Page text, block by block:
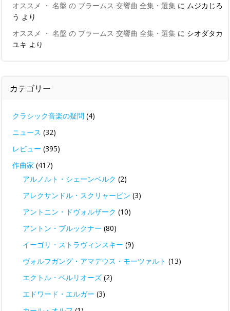
オススメ ・ 名盤 の ブラームス 交響曲 全集・選集 に ムジカじろ
う より
オススメ ・ 名盤 の ブラームス 交響曲 全集・選集 に シオダタカ
ユキ より
カテゴリー
クラシック音楽の疑問 (4)
ニュース (32)
レビュー (395)
作曲家 (417)
アルノルト・シェーンベルク (2)
アレクサンドル・スクリャービン (3)
アントニン・ドヴォルザーク (10)
アントン・ブルックナー (80)
イーゴリ・ストラヴィンスキー (9)
ヴォルフガング・アマデウス・モーツァルト (13)
エクトル・ベルリオーズ (2)
エドワード・エルガー (3)